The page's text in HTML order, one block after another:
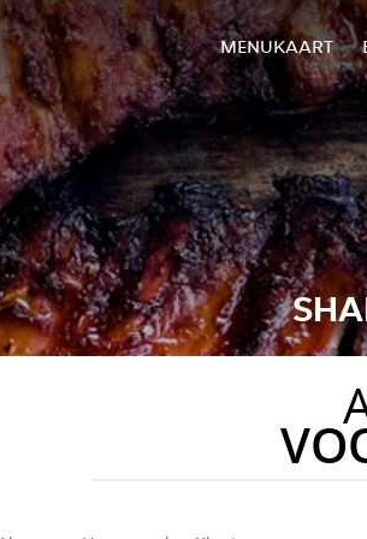
MENUKAART